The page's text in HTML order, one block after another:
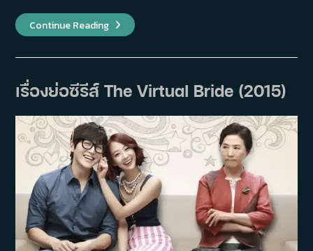
Continue Readingเรื่อง
ย่อ
My
Love
เรื่องย่อซีรีส์ The Virtual Bride (2015)